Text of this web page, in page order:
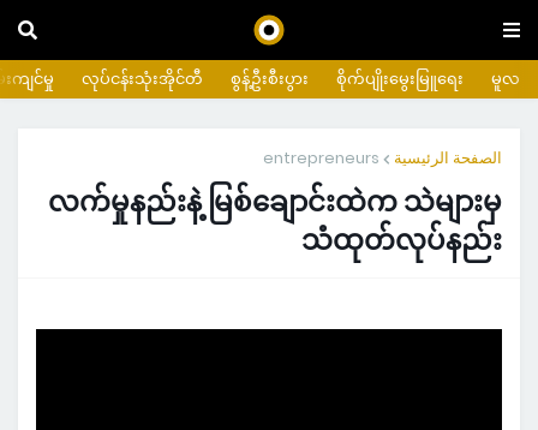
မူလ
စိုက်ပျိုးမွေးမြူရေး
စွန့်ဦးစီးပွား
လုပ်ငန်းသုံးအိုင်တီ
ကျင်မှု
الصفحة الرئيسية entrepreneurs
လက်မှုနည်းနဲ့ မြစ်ချောင်းထဲက သဲများမှ
သံထုတ်လုပ်နည်း